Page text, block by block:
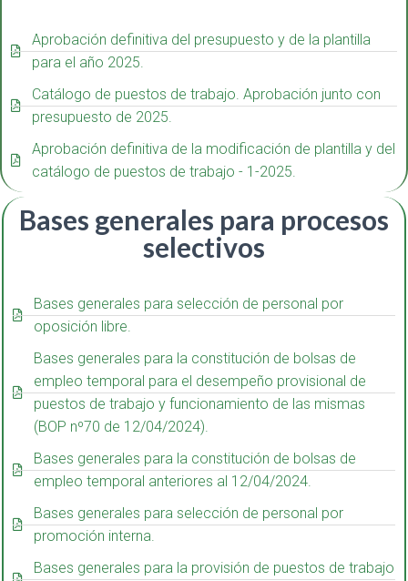
Aprobación definitiva del presupuesto y de la plantilla
para el año 2025.
Catálogo de puestos de trabajo. Aprobación junto con
presupuesto de 2025.
Aprobación definitiva de la modificación de plantilla y del
catálogo de puestos de trabajo - 1-2025.
Bases generales para procesos
selectivos
Bases generales para selección de personal por
oposición libre.
Bases generales para la constitución de bolsas de
empleo temporal para el desempeño provisional de
puestos de trabajo y funcionamiento de las mismas
(BOP nº70 de 12/04/2024).
Bases generales para la constitución de bolsas de
empleo temporal anteriores al 12/04/2024.
Bases generales para selección de personal por
promoción interna.
Bases generales para la provisión de puestos de trabajo